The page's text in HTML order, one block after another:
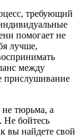
требующий
помогает не
лучше,
между
прислушивание
тюрьма, а
Не бойтесь
вы найдете свой